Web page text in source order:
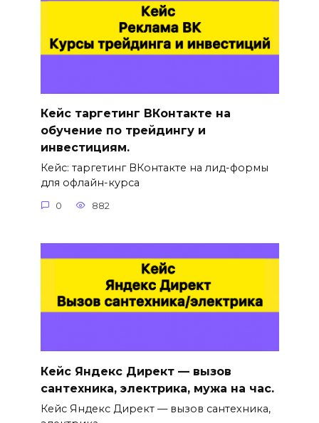
Кейс таргетинг ВКонтакте на
обучение по трейдингу и
инвестициям.
Кейс: таргетинг ВКонтакте на лид-формы
для офлайн-курса
0 882
Кейс Яндекс Директ — вызов
сантехника, электрика, мужа на час.
Кейс Яндекс Директ — вызов сантехника,